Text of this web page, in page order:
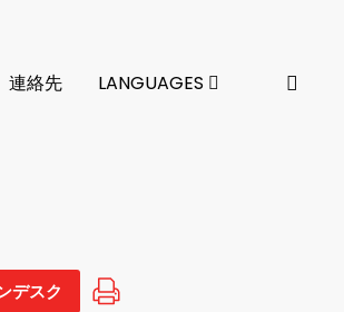
連絡先 LANGUAGES
デスク